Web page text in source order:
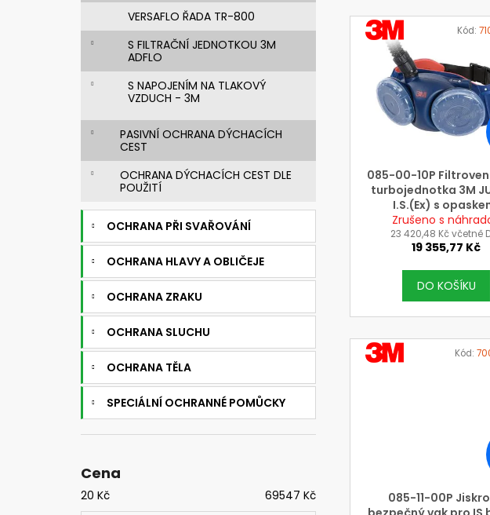
VERSAFLO ŘADA TR-800
S FILTRAČNÍ JEDNOTKOU 3M
ADFLO
S NAPOJENÍM NA TLAKOVÝ
VZDUCH - 3M
PASIVNÍ OCHRANA DÝCHACÍCH
CEST
OCHRANA DÝCHACÍCH CEST DLE
POUŽITÍ
OCHRANA PŘI SVAŘOVÁNÍ
OCHRANA HLAVY A OBLIČEJE
OCHRANA ZRAKU
OCHRANA SLUCHU
OCHRANA TĚLA
SPECIÁLNÍ OCHRANNÉ POMŮCKY
Cena
20 Kč 69547 Kč
V VÝROBCE
3M
085-00-10P
turbojednotka 3M
I.S.(Ex) s
kalibračním a
průtokoměrem (bez
a filtrů)
Zrušeno s
23 420,48 Kč včetně
19 355,77 Kč
DO KOŠÍKU
Kód:
VÝROBCE
3M
085-11-00P
Kód: